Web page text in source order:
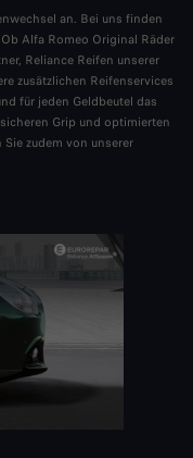
an. Bei uns finden
Alfa Romeo Original Räder
Reliance Reifen unserer
zusätzlichen Reifenservices
für jeden Geldbeutel das
Grip und optimierten
zudem von unserer